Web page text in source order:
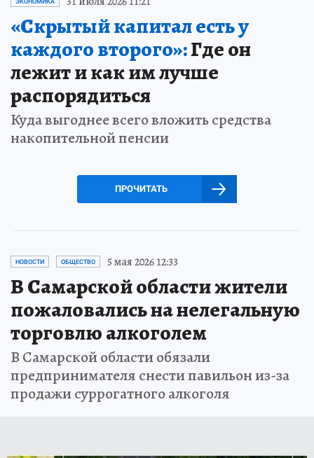
«Скрытый капитал есть у
каждого второго»:Где он
лежит и как им лучше
распорядиться
Куда выгоднее всего вложить средства
накопительной пенсии
ПРОЧИТАТЬ
НОВОСТИ ОБЩЕСТВО 5 мая 2026 12:33
В Самарской области жители
пожаловались на нелегальную
торговлю алкоголем
В Самарской области обязали
предпринимателя снести павильон из-за
продажи суррогатного алкоголя